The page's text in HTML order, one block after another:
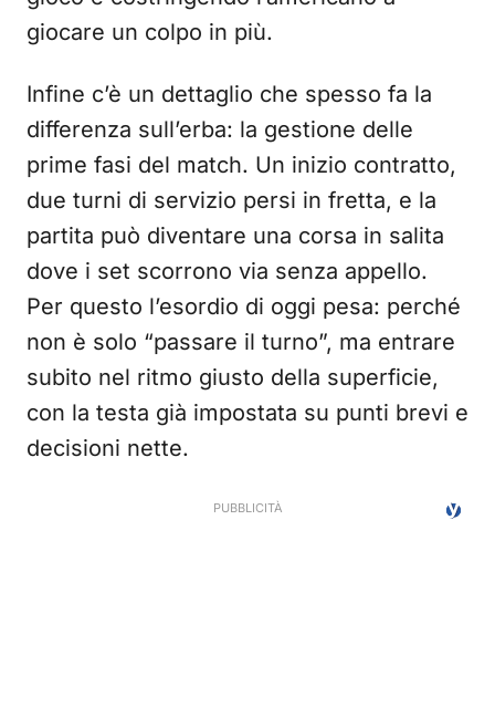
giocare un colpo in più.
Infine c’è un dettaglio che spesso fa la
differenza sull’erba: la gestione delle
prime fasi del match. Un inizio contratto,
due turni di servizio persi in fretta, e la
partita può diventare una corsa in salita
dove i set scorrono via senza appello.
Per questo l’esordio di oggi pesa: perché
non è solo “passare il turno”, ma entrare
subito nel ritmo giusto della superficie,
con la testa già impostata su punti brevi e
decisioni nette.